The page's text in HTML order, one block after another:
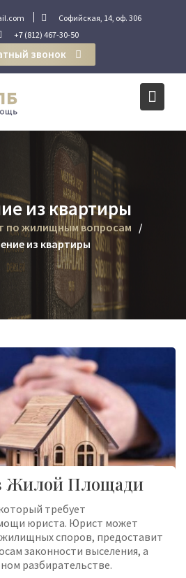
Софийская, 14, оф. 306
+7 (812) 467-30-50
звонок
из квартиры
по жилищным вопросам
из квартиры
Жилой Площади
требует
юриста. Юрист может
споров, предоставит
законности выселения, а
разбирательстве.